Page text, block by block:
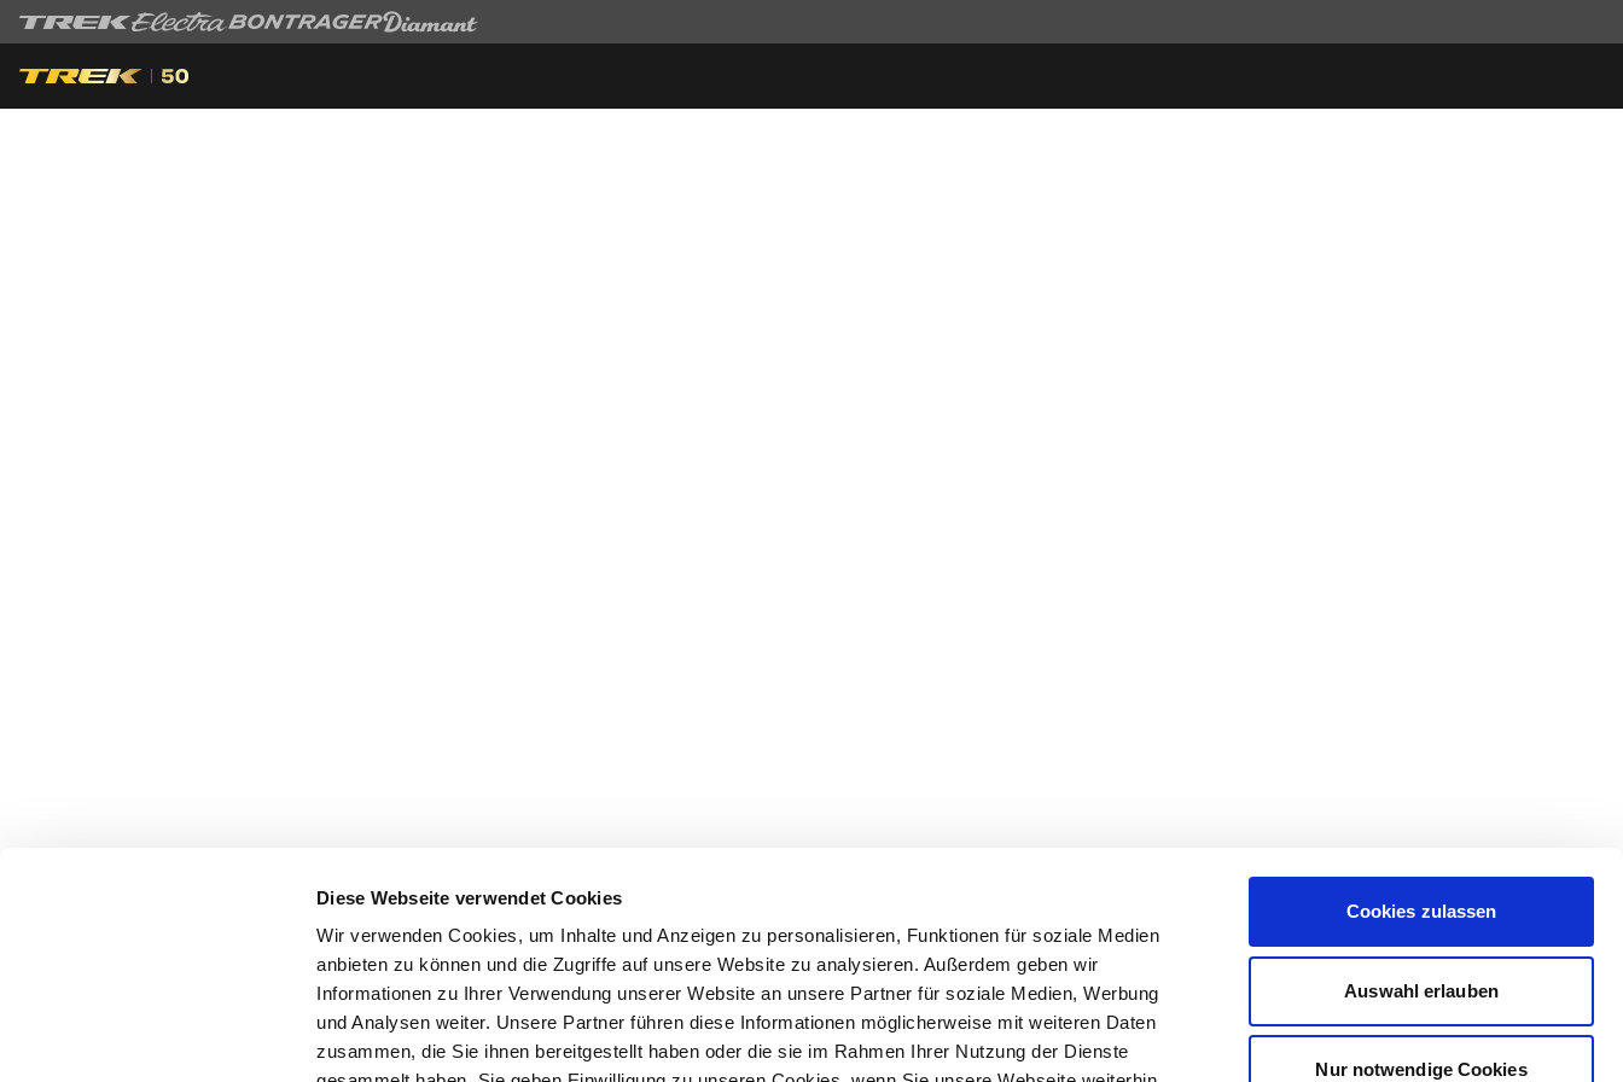
Diese Webseite verwendet Cookies
Wir verwenden Cookies, um Inhalte und Anzeigen zu personalisieren, Funktionen für soziale Medien
anbieten zu können und die Zugriffe auf unsere Website zu analysieren. Außerdem geben wir
Informationen zu Ihrer Verwendung unserer Website an unsere Partner für soziale Medien, Werbung
und Analysen weiter. Unsere Partner führen diese Informationen möglicherweise mit weiteren Daten
zusammen, die Sie ihnen bereitgestellt haben oder die sie im Rahmen Ihrer Nutzung der Dienste
Cookies zulassen
Auswahl erlauben
Nur notwendige Cookies